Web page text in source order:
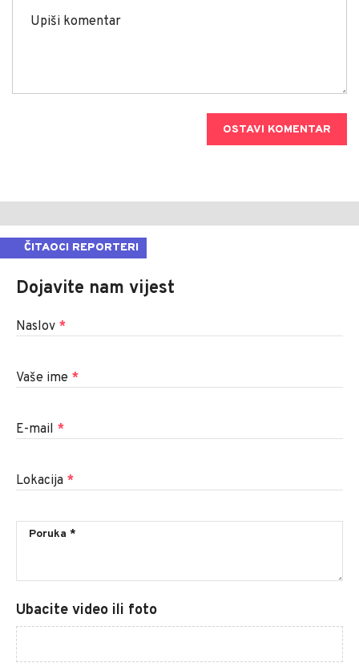
OSTAVI KOMENTAR
ČITAOCI REPORTERI
Dojavite nam vijest
Naslov *
Vaše ime *
E-mail *
Lokacija *
Ubacite video ili foto